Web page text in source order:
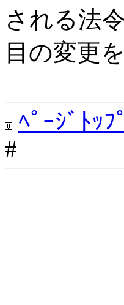
される法
目の変更
ﾍﾟｰｼﾞﾄｯﾌ
#